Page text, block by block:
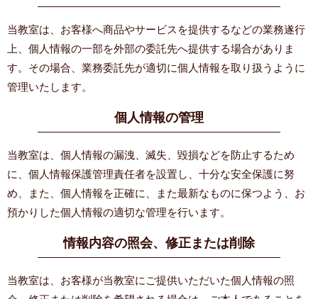
当教室は、お客様へ商品やサービスを提供するなどの業務遂行
上、個人情報の一部を外部の委託先へ提供する場合がありま
す。その場合、業務委託先が適切に個人情報を取り扱うように
管理いたします。
個人情報の管理
当教室は、個人情報の漏洩、滅失、毀損などを防止するため
に、個人情報保護管理責任者を設置し、十分な安全保護に努
め、また、個人情報を正確に、また最新なものに保つよう、お
預かりした個人情報の適切な管理を行います。
情報内容の照会、修正または削除
当教室は、お客様が当教室にご提供いただいた個人情報の照